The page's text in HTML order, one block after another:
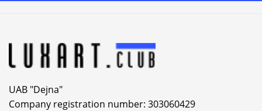
UAB "Dejna"
Company registration number: 303060429